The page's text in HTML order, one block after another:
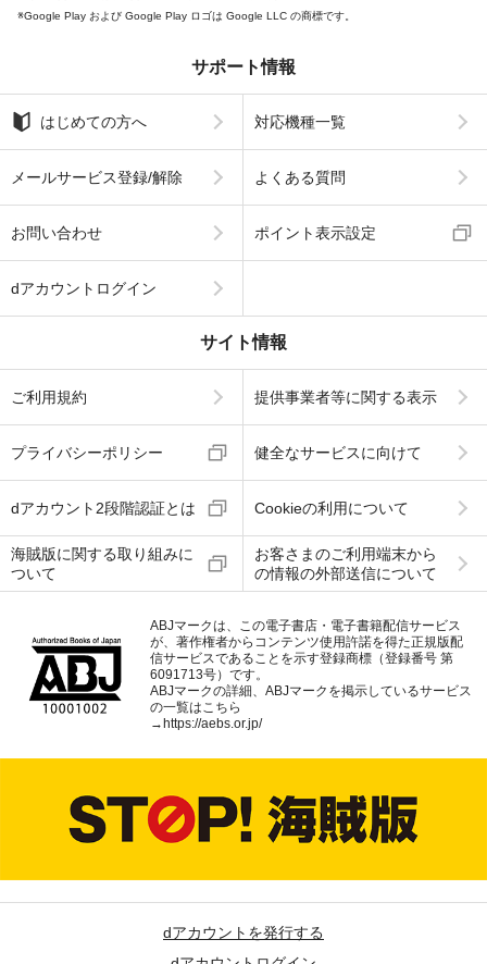
Google Play および Google Play ロゴは Google LLC の商標です。
サポート情報
はじめての方へ 対応機種一覧
メールサービス登録/解除 よくある質問
お問い合わせ ポイント表示設定
dアカウントログイン
サイト情報
ご利用規約 提供事業者等に関する表示
プライバシーポリシー 健全なサービスに向けて
dアカウント2段階認証とは Cookieの利用について
海賊版に関する取り組みに
ついて
お客さまのご利用端末から
の情報の外部送信について
ABJマークは、この電子書店・電子書籍配信サービス
が、著作権者からコンテンツ使用許諾を得た正規版配
信サービスであることを示す登録商標（登録番号 第
6091713号）です。
ABJマークの詳細、ABJマークを掲示しているサービス
の一覧はこちら
→ https://aebs.or.jp/
dアカウントを発行する